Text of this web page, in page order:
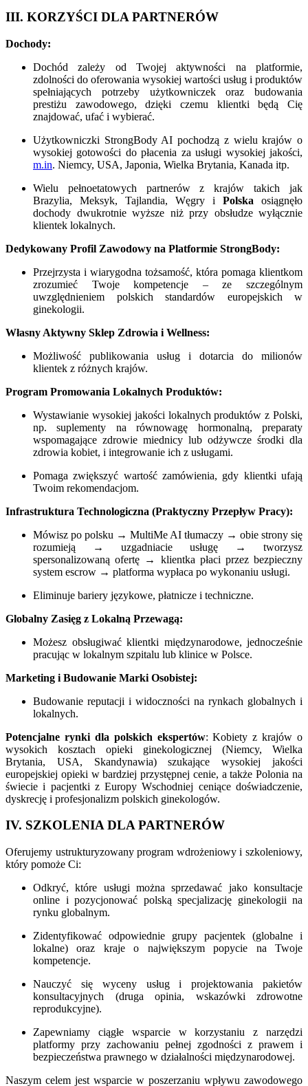
III. KORZYŚCI DLA PARTNERÓW
Dochody:
Dochód zależy od Twojej aktywności na platformie,
zdolności do oferowania wysokiej wartości usług i produktów
spełniających potrzeby użytkowniczek oraz budowania
prestiżu zawodowego, dzięki czemu klientki będą Cię
znajdować, ufać i wybierać.
Użytkowniczki StrongBody AI pochodzą z wielu krajów o
wysokiej gotowości do płacenia za usługi wysokiej jakości,
m.in. Niemcy, USA, Japonia, Wielka Brytania, Kanada itp.
Wielu pełnoetatowych partnerów z krajów takich jak
Brazylia, Meksyk, Tajlandia, Węgry i Polska osiągnęło
dochody dwukrotnie wyższe niż przy obsłudze wyłącznie
klientek lokalnych.
Dedykowany Profil Zawodowy na Platformie StrongBody:
Przejrzysta i wiarygodna tożsamość, która pomaga klientkom
zrozumieć Twoje kompetencje – ze szczególnym
uwzględnieniem polskich standardów europejskich w
ginekologii.
Własny Aktywny Sklep Zdrowia i Wellness:
Możliwość publikowania usług i dotarcia do milionów
klientek z różnych krajów.
Program Promowania Lokalnych Produktów:
Wystawianie wysokiej jakości lokalnych produktów z Polski,
np. suplementy na równowagę hormonalną, preparaty
wspomagające zdrowie miednicy lub odżywcze środki dla
zdrowia kobiet, i integrowanie ich z usługami.
Pomaga zwiększyć wartość zamówienia, gdy klientki ufają
Twoim rekomendacjom.
Infrastruktura Technologiczna (Praktyczny Przepływ Pracy):
Mówisz po polsku → MultiMe AI tłumaczy → obie strony się
rozumieją → uzgadniacie usługę → tworzysz
spersonalizowaną ofertę → klientka płaci przez bezpieczny
system escrow → platforma wypłaca po wykonaniu usługi.
Eliminuje bariery językowe, płatnicze i techniczne.
Globalny Zasięg z Lokalną Przewagą:
Możesz obsługiwać klientki międzynarodowe, jednocześnie
pracując w lokalnym szpitalu lub klinice w Polsce.
Marketing i Budowanie Marki Osobistej:
Budowanie reputacji i widoczności na rynkach globalnych i
lokalnych.
Potencjalne rynki dla polskich ekspertów: Kobiety z krajów o
wysokich kosztach opieki ginekologicznej (Niemcy, Wielka
Brytania, USA, Skandynawia) szukające wysokiej jakości
europejskiej opieki w bardziej przystępnej cenie, a także Polonia na
świecie i pacjentki z Europy Wschodniej ceniące doświadczenie,
dyskrecję i profesjonalizm polskich ginekologów.
IV. SZKOLENIA DLA PARTNERÓW
Oferujemy ustrukturyzowany program wdrożeniowy i szkoleniowy,
który pomoże Ci:
Odkryć, które usługi można sprzedawać jako konsultacje
online i pozycjonować polską specjalizację ginekologii na
rynku globalnym.
Zidentyfikować odpowiednie grupy pacjentek (globalne i
lokalne) oraz kraje o największym popycie na Twoje
kompetencje.
Nauczyć się wyceny usług i projektowania pakietów
konsultacyjnych (druga opinia, wskazówki zdrowotne
reprodukcyjne).
Zapewniamy ciągłe wsparcie w korzystaniu z narzędzi
platformy przy zachowaniu pełnej zgodności z prawem i
bezpieczeństwa prawnego w działalności międzynarodowej.
Naszym celem jest wsparcie w poszerzaniu wpływu zawodowego